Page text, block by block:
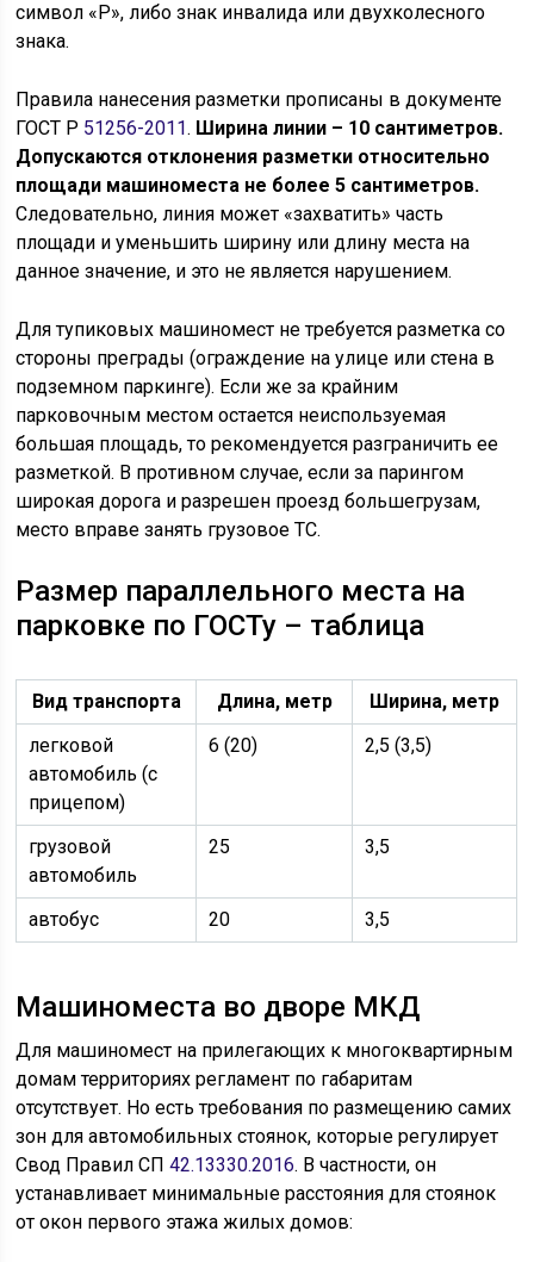
символ «Р», либо знак инвалида или двухколесного
знака.
Правила нанесения разметки прописаны в документе
ГОСТ Р 51256-2011. Ширина линии – 10 сантиметров.
Допускаются отклонения разметки относительно
площади машиноместа не более 5 сантиметров.
Следовательно, линия может «захватить» часть
площади и уменьшить ширину или длину места на
данное значение, и это не является нарушением.
Для тупиковых машиномест не требуется разметка со
стороны преграды (ограждение на улице или стена в
подземном паркинге). Если же за крайним
парковочным местом остается неиспользуемая
большая площадь, то рекомендуется разграничить ее
разметкой. В противном случае, если за парингом
широкая дорога и разрешен проезд большегрузам,
место вправе занять грузовое ТС.
Размер параллельного места на
парковке по ГОСТу – таблица
Вид транспорта Длина, метр
Ширина, метр
легковой
автомобиль (с
прицепом)
6 (20) 2,5 (3,5)
грузовой
автомобиль
25 3,5
автобус 20 3,5
Машиноместа во дворе МКД
Для машиномест на прилегающих к многоквартирным
домам территориях регламент по габаритам
отсутствует. Но есть требования по размещению самих
зон для автомобильных стоянок, которые регулирует
Свод Правил СП42.13330.2016. В частности, он
устанавливает минимальные расстояния для стоянок
от окон первого этажа жилых домов: